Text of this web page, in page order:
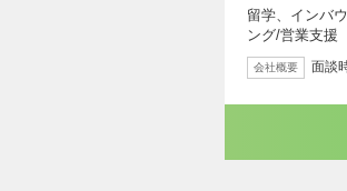
留学、インバ
ング/営業支援
会社概要 面談